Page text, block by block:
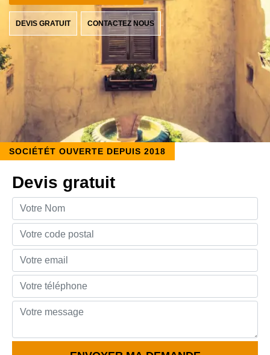
DEVIS GRATUIT CONTACTEZ NOUS
SOCIÉTÉT OUVERTE DEPUIS 2018
Devis gratuit